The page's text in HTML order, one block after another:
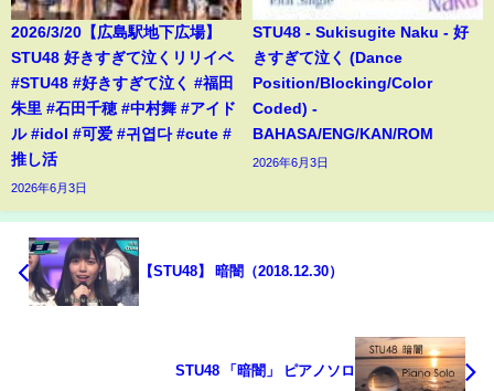
2026/3/20【広島駅地下広場】
STU48 好きすぎて泣くリリイベ
#STU48 #好きすぎて泣く #福田
朱里 #石田千穂 #中村舞 #アイド
ル #idol #可爱 #귀엽다 #cute #
推し活
2026年6月3日
STU48 - Sukisugite Naku - 好
きすぎて泣く (Dance
Position/Blocking/Color
Coded) -
BAHASA/ENG/KAN/ROM
2026年6月3日
【STU48】 暗闇（2018.12.30）
STU48 「暗闇」 ピアノソロ